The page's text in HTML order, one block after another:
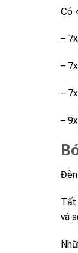
Có
–
–
–
–
Tất
và